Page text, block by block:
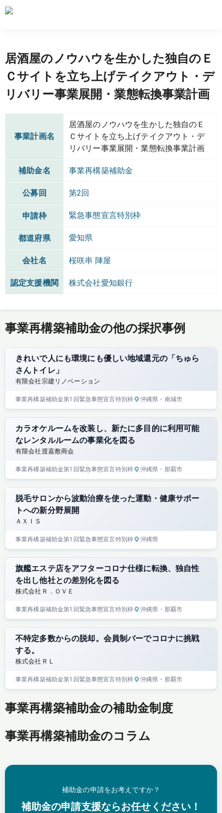
居酒屋のノウハウを生かした独自のＥ
Ｃサイトを立ち上げテイクアウト・デ
リバリー事業展開・業態転換事業計画
事業計画名
居酒屋のノウハウを生かした独自のＥ
Ｃサイトを立ち上げテイクアウト・デ
リバリー事業展開・業態転換事業計画
補助金名 事業再構築補助金
公募回 第2回
申請枠 緊急事態宣言特別枠
都道府県 愛知県
会社名 桜咲串 陣屋
認定支援機関 株式会社愛知銀行
事業再構築補助金の他の採択事例
きれいで人にも環境にも優しい地域還元の「ちゅら
さんトイレ」
有限会社宗建リノベーション
事業再構築補助金第1回緊急事態宣言特別枠 沖縄県 ・南城市
カラオケルームを改装し、新たに多目的に利用可能
なレンタルルームの事業化を図る
有限会社渡嘉敷商会
事業再構築補助金第1回緊急事態宣言特別枠 沖縄県 ・那覇市
脱毛サロンから波動治療を使った運動・健康サポー
トへの新分野展開
ＡＸＩＳ
事業再構築補助金第1回緊急事態宣言特別枠 沖縄県
旗艦エステ店をアフターコロナ仕様に転換、独自性
を出し他社との差別化を図る
株式会社Ｒ．ＯＶＥ
事業再構築補助金第1回緊急事態宣言特別枠 沖縄県 ・那覇市
不特定多数からの脱却。会員制バーでコロナに挑戦
する。
株式会社ＲＬ
事業再構築補助金第1回緊急事態宣言特別枠 沖縄県 ・那覇市
事業再構築補助金の補助金制度
事業再構築補助金のコラム
補助金の申請をお考えですか？
補助金の申請支援ならお任せください！